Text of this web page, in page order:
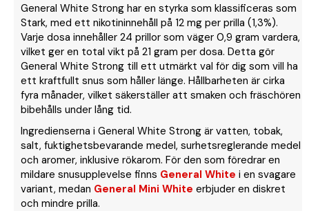
General White Strong har en styrka som klassificeras som
Stark, med ett nikotininnehåll på 12 mg per prilla (1,3%).
Varje dosa innehåller 24 prillor som väger 0,9 gram vardera,
vilket ger en total vikt på 21 gram per dosa. Detta gör
General White Strong till ett utmärkt val för dig som vill ha
ett kraftfullt snus som håller länge. Hållbarheten är cirka
fyra månader, vilket säkerställer att smaken och fräschören
bibehålls under lång tid.
Ingredienserna i General White Strong är vatten, tobak,
salt, fuktighetsbevarande medel, surhetsreglerande medel
och aromer, inklusive rökarom. För den som föredrar en
mildare snusupplevelse finns General White i en svagare
variant, medan General Mini White erbjuder en diskret
och mindre prilla.